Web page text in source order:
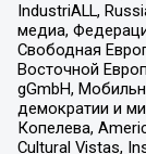
IndustriALL,
медиа,
Свободная
Восточной
gGmbH,
демократии и
Копелева,
Cultural Vistas,